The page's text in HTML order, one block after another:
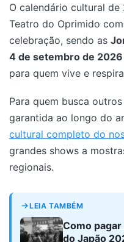
O calendário cultural
Teatro do Oprimido
celebração, sendo as
4 de setembro de 2026
para quem vive e
Para quem busca
garantida ao longo do
cultural completo do
grandes shows a
regionais.
LEIA TAMBÉM
Como
do Japão